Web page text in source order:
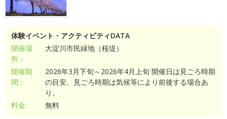
体験イベント・アクティビティDATA
開催場
所：
大淀川市民緑地（桜堤）
開催期
間：
2026年3月下旬～2026年4月上旬 開催日は見ごろ時期
の目安、見ごろ時期は気候等により前後する場合あ
り。
料金:
無料